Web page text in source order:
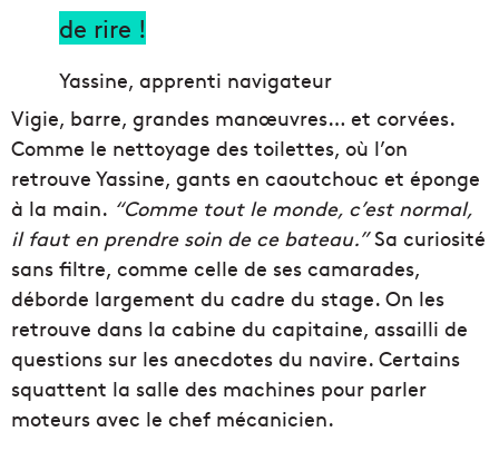
de rire !
Yassine, apprenti navigateur
Vigie, barre, grandes manœuvres… et corvées.
Comme le nettoyage des toilettes, où l’on
retrouve Yassine, gants en caoutchouc et éponge
à la main. “Comme tout le monde, c’est normal,
il faut en prendre soin de ce bateau.”Sa curiosité
sans filtre, comme celle de ses camarades,
déborde largement du cadre du stage. On les
retrouve dans la cabine du capitaine, assailli de
questions sur les anecdotes du navire. Certains
squattent la salle des machines pour parler
moteurs avec le chef mécanicien.